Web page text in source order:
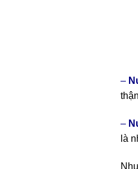
–
–
là